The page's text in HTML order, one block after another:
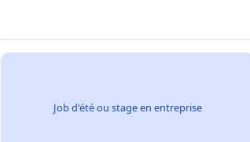
Job d'été ou stage en entreprise